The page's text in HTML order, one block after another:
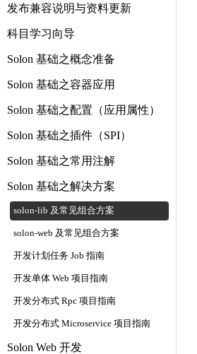
发布兼容说明与资料更新
科目学习向导
Solon 基础之概念准备
Solon 基础之容器应用
Solon 基础之配置（应用属性）
Solon 基础之插件（SPI）
Solon 基础之常用注解
Solon 基础之解决方案
solon-lib 及常见组合方案
solon-web 及常见组合方案
开发计划任务 Job 指南
开发单体 Web 项目指南
开发分布式 Rpc 项目指南
开发分布式 Microservice 项目指南
Solon Web 开发